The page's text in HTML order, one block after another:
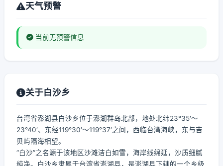
天气预警
当前无预警信息
关于白沙乡
台湾省澎湖县白沙乡位于澎湖群岛北部，地处北纬23°35′～
23°40′、东经119°30′～119°37′之间，西临台湾海峡，东与吉
贝屿隔海相望。
“白沙”之名源于该地区沙滩洁白如雪，海岸线绵延，沙质细腻
纯净。白沙乡隶属于台湾省澎湖县，是澎湖县下辖的一个乡级